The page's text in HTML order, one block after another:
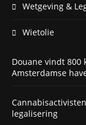
Wetgeving &
Wietolie
Douane vindt 800
Amsterdamse
legalisering